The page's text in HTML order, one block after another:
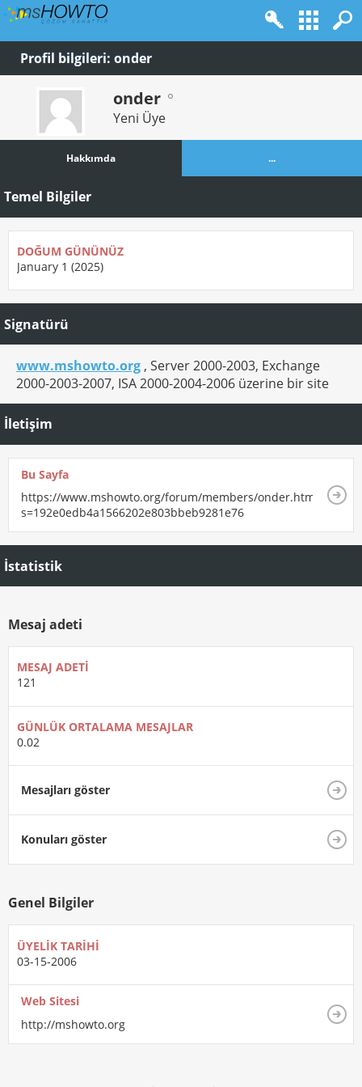
Profil bilgileri: onder
onder
Yeni Üye
Hakkımda ...
Temel Bilgiler
DOĞUM GÜNÜNÜZ
January 1 (2025)
Signatürü
www.mshowto.org , Server 2000-2003, Exchange
2000-2003-2007, ISA 2000-2004-2006 üzerine bir site
İletişim
Bu Sayfa
https://www.mshowto.org/forum/members/onder.html?
s=192e0edb4a1566202e803bbeb9281e76
İstatistik
Mesaj adeti
MESAJ ADETI
121
GÜNLÜK ORTALAMA MESAJLAR
0.02
Mesajları göster
Konuları göster
Genel Bilgiler
ÜYELIK TARIHI
03-15-2006
Web Sitesi
http://mshowto.org